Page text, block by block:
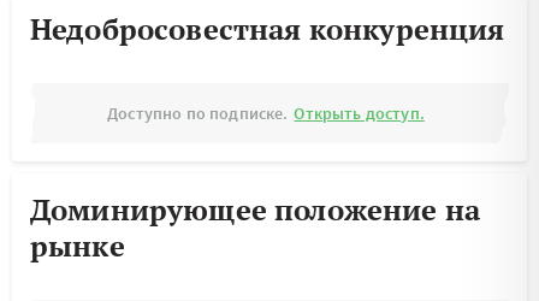
Недобросовестная конкуренция
Доступно по подписке. Открыть доступ.
Доминирующее положение на
рынке